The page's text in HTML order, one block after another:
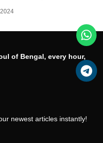
of Bengal, every hour,
newest articles instantly!